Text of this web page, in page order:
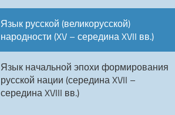
Язык русской (великорусской)
народности (XV – середина XVII вв.)
Язык начальной эпохи формирования
русской нации (середина XVII –
середина XVIII вв.)